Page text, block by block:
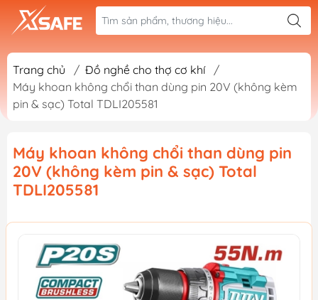
Trang chủ / Đồ nghề cho thợ cơ khí
/
Máy khoan không chổi than dùng pin 20V (không kèm
pin & sạc) Total TDLI205581
Máy khoan không chổi than dùng pin
20V (không kèm pin & sạc) Total
TDLI205581